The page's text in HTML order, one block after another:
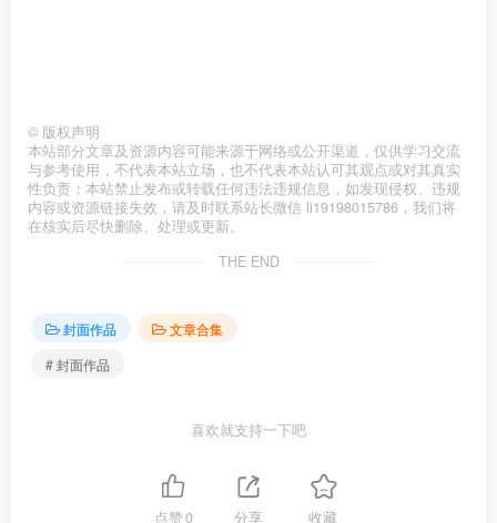
© 版权声明
本站部分文章及资源内容可能来源于网络或公开渠道，仅供学习交流
与参考使用，不代表本站立场，也不代表本站认可其观点或对其真实
性负责；本站禁止发布或转载任何违法违规信息，如发现侵权、违规
内容或资源链接失效，请及时联系站长微信 li19198015786，我们将
在核实后尽快删除、处理或更新。
THE END
封面作品
文章合集
# 封面作品
喜欢就支持一下吧
点赞0 分享 收藏